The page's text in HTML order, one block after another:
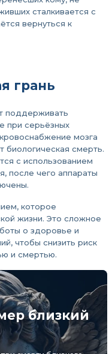
сталкивается с
вернуться к
грань
поддерживать
при серьёзных
мозга
биологическая смерть.
с использованием
после чего аппараты
которое
жизни. Это сложное
о здоровье и
чтобы снизить риск
и смертью.
близкий